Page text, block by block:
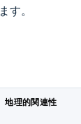
す。
地理的関連性